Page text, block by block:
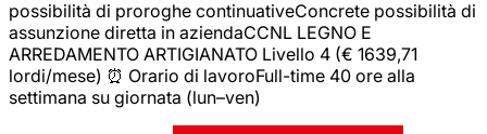
possibilità di proroghe continuativeConcrete possibilità di
assunzione diretta in aziendaCCNL LEGNO E
ARREDAMENTO ARTIGIANATO Livello 4 (€ 1639,71
lordi/mese) ⏰ Orario di lavoroFull-time 40 ore alla
settimana su giornata (lun–ven)